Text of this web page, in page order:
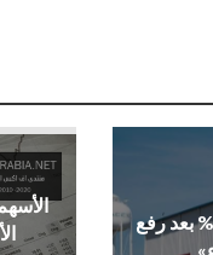
سهم سبيس إكس يقفز 12% بعد رفع